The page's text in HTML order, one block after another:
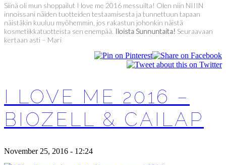
Siinä oli mun shoppailut I love me 2016 messuilta! Olen niin NIIIN
innoissani näiden tuotteiden testaamisesta ja tunnettuun tapaan
näistäkin kuuluu myöhemmin, jos rakastun johonkin näistä
kosmetiikkatuotteista sen enempää. Iloista Sunnuntaita! Seuraavaan
kertaan asti – Mari
I LOVE ME 2016 –
BIOZELL & CAILAP
November 25, 2016 - 12:24